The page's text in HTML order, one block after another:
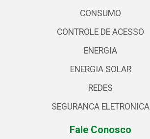
CONSUMO
CONTROLE DE ACESSO
ENERGIA
ENERGIA SOLAR
REDES
SEGURANCA ELETRONICA
Fale Conosco